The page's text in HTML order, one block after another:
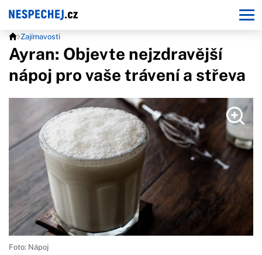
Zajímavosti
Ayran: Objevte nejzdravější
nápoj pro vaše trávení a střeva
Foto: Nápoj